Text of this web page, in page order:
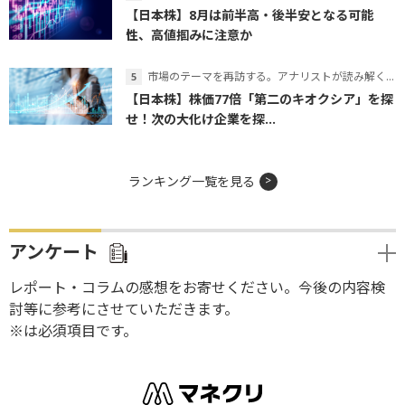
【日本株】8月は前半高・後半安となる可能
性、高値掴みに注意か
市場のテーマを再訪する。アナリストが読み解くテーマの本質
【日本株】株価77倍「第二のキオクシア」を探
せ！次の大化け企業を探...
ランキング一覧を見る
アンケート
レポート・コラムの感想をお寄せください。今後の内容検
討等に参考にさせていただきます。
※は必須項目です。